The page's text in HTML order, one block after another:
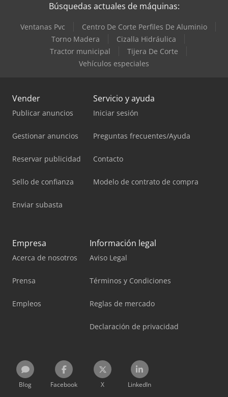
Búsquedas actuales de máquinas:
Ventanas Pvc
Centro De Corte Perfiles De Aluminio
Torno Madera
Cizalla Hidráulica
Tractor municipal
Tijera De Corte
Vehículos especiales
Vender
Publicar anuncios
Gestionar anuncios
Reservar publicidad
Sello de confianza
Enviar subasta
Servicio y ayuda
Iniciar sesión
Preguntas frecuentes/Ayuda
Contacto
Modelo de contrato de compra
Empresa
Acerca de nosotros
Prensa
Empleos
Información legal
Aviso Legal
Términos y Condiciones
Reglas de mercado
Declaración de privacidad
Blog Facebook X LinkedIn